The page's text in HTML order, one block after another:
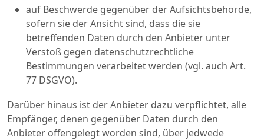
auf Beschwerde gegenüber der Aufsichtsbehörde,
sofern sie der Ansicht sind, dass die sie
betreffenden Daten durch den Anbieter unter
Verstoß gegen datenschutzrechtliche
Bestimmungen verarbeitet werden (vgl. auch Art.
77 DSGVO).
Darüber hinaus ist der Anbieter dazu verpflichtet, alle
Empfänger, denen gegenüber Daten durch den
Anbieter offengelegt worden sind, über jedwede